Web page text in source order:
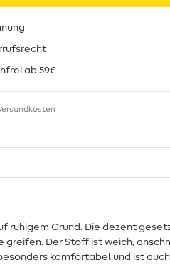
ab 59€
Grund. Die dezent
Der Stoff ist weich,
komfortabel und ist